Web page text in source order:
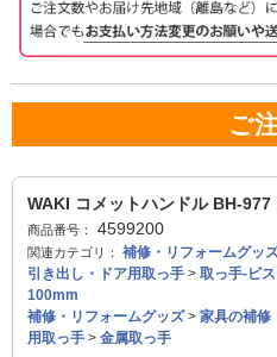
ご
WAKI コメットハンドル BH-
商品番号： 4599200
関連カテゴリ： 補修・リフォームグッ
引き出し・ドア用取っ手 > 取っ手-ビ
100mm
補修・リフォームグッズ> 家具の補修
用取っ手 > 金属取っ手